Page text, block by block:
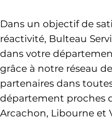
Dans un objectif de
réactivité, Bulteau
dans votre
grâce à notre réseau
partenaires dans
département proches
Arcachon, Libourne et